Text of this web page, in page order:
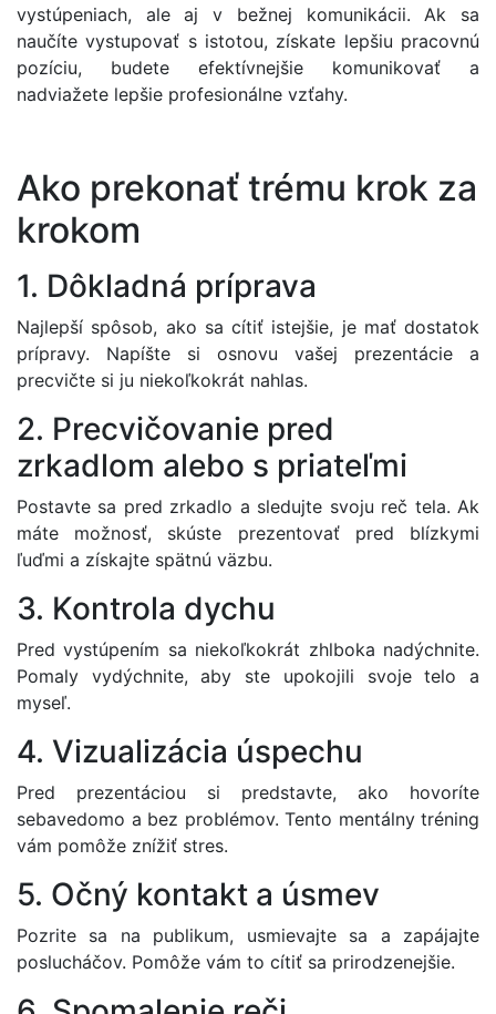
vystúpeniach, ale aj v bežnej komunikácii. Ak sa
naučíte vystupovať s istotou, získate lepšiu pracovnú
pozíciu, budete efektívnejšie komunikovať a
nadviažete lepšie profesionálne vzťahy.
Ako prekonať trému krok za
krokom
1. Dôkladná príprava
Najlepší spôsob, ako sa cítiť istejšie, je mať dostatok
prípravy. Napíšte si osnovu vašej prezentácie a
precvičte si ju niekoľkokrát nahlas.
2. Precvičovanie pred
zrkadlom alebo s priateľmi
Postavte sa pred zrkadlo a sledujte svoju reč tela. Ak
máte možnosť, skúste prezentovať pred blízkymi
ľuďmi a získajte spätnú väzbu.
3. Kontrola dychu
Pred vystúpením sa niekoľkokrát zhlboka nadýchnite.
Pomaly vydýchnite, aby ste upokojili svoje telo a
myseľ.
4. Vizualizácia úspechu
Pred prezentáciou si predstavte, ako hovoríte
sebavedomo a bez problémov. Tento mentálny tréning
vám pomôže znížiť stres.
5. Očný kontakt a úsmev
Pozrite sa na publikum, usmievajte sa a zapájajte
poslucháčov. Pomôže vám to cítiť sa prirodzenejšie.